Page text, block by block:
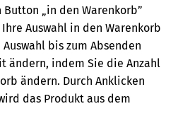
„in den Warenkorb”
Auswahl in den Warenkorb
bis zum Absenden
ändern, indem Sie die Anzahl
ändern. Durch Anklicken
das Produkt aus dem